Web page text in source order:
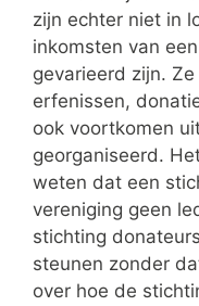
zijn echter niet in
inkomsten van
gevarieerd zijn.
erfenissen,
ook voortkomen
georganiseerd.
weten dat een
vereniging geen
stichting
steunen zonder
over hoe de